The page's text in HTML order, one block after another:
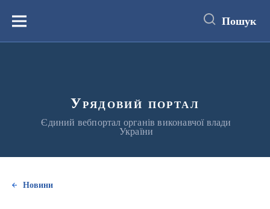
вмістуМеню Пошук
Урядовий портал
Єдиний вебпортал органів виконавчої влади
України
Новини